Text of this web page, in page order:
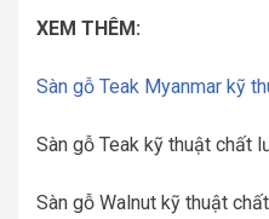
XEM THÊM:
Sàn gỗ Teak Myanmar kỹ
Sàn gỗ Teak kỹ thuật chất
Sàn gỗ Walnut kỹ thuật